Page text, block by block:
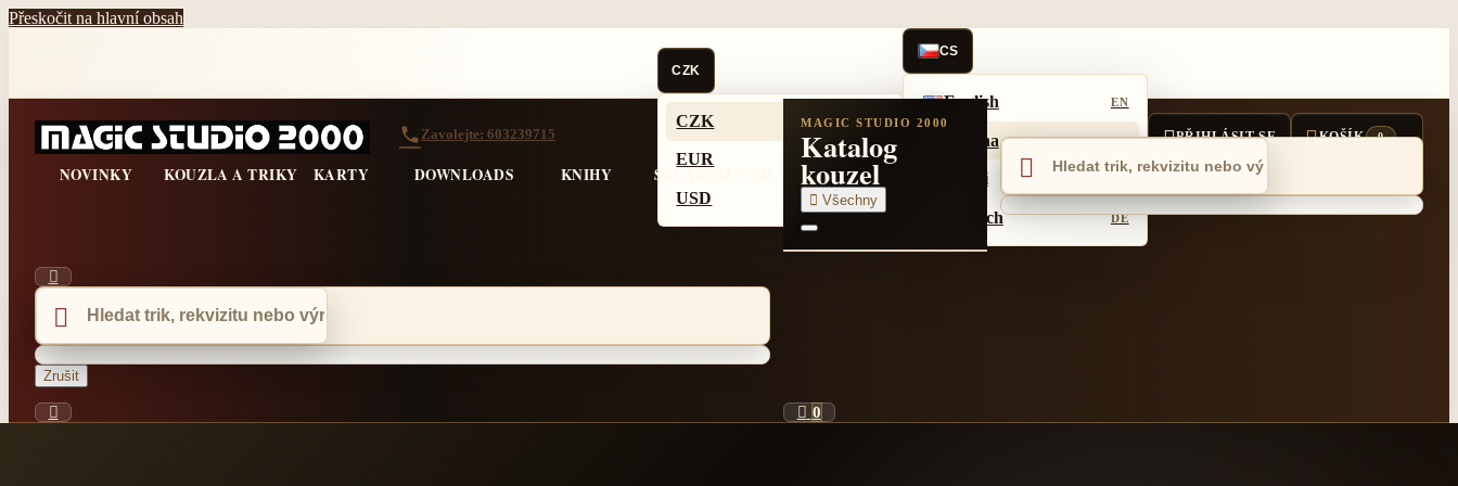
Přeskočit na hlavní obsah
Zavolejte: 603239715
CS
English EN
Čeština CS
Polski
Deutsch DE
CZK
CZK KČ
EUR €
USD $
PŘIHLÁSIT SE KOŠÍK 0
MAGIC STUDIO 2000
Katalog
kouzel
 Všechny



Zrušit
NOVINKY KOUZLA A TRIKY KARTY DOWNLOADS KNIHY SKLADEM V ČR
  0